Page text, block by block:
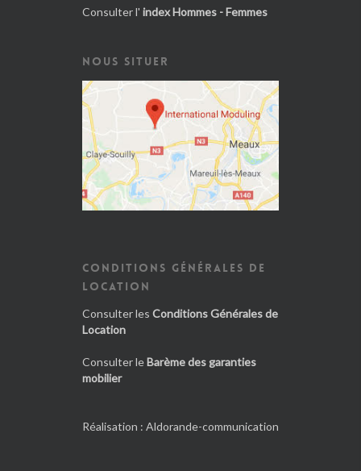
Consulter l' index Hommes - Femmes
NOUS SITUER
CONDITIONS GÉNÉRALES DE
LOCATION
Consulter les Conditions Générales de
Location
Consulter le Barème des garanties
mobilier
Réalisation : Aldorande-communication